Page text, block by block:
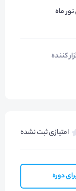
ماه
کننده
امتیازی ثبت نشده
دوره